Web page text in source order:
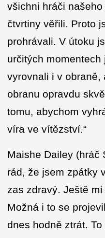
všichni hráči
čtvrtiny věřili. Proto
prohrávali. V útoku
určitých
vyrovnali i v obraně,
obranu opravdu
tomu, abychom
víra ve vítězství.“
Maishe Dailey (hráč
rád, že jsem zpátky
zas zdravý. Ještě
Možná i to se
dnes hodně ztrát.